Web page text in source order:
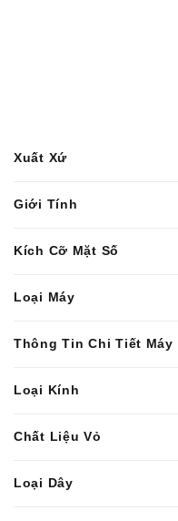
Xuất Xứ
Giới Tính
Kích Cỡ Mặt Số
Loại Máy
Thông Tin Chi Tiết Máy
Loại Kính
Chất Liệu Vỏ
Loại Dây